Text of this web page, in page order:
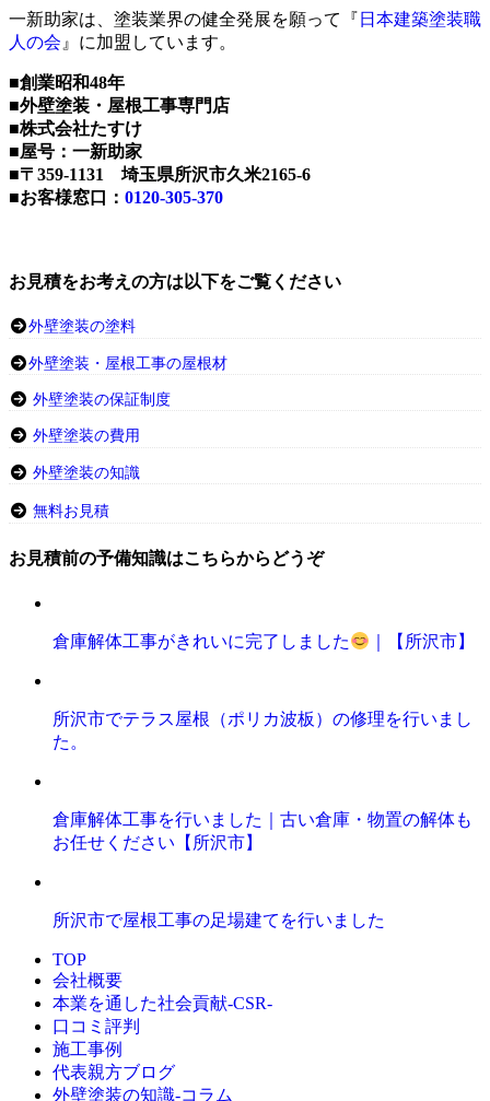
一新助家は、塗装業界の健全発展を願って『 日本建築塗装職
人の会 』に加盟しています。
■創業昭和48年
■外壁塗装・屋根工事専門店
■株式会社たすけ
■屋号：一新助家
■〒359-1131 埼玉県所沢市久米2165-6
■お客様窓口： 0120-305-370
お見積をお考えの方は以下をご覧ください
外壁塗装の塗料
外壁塗装・屋根工事の屋根材
外壁塗装の保証制度
外壁塗装の費用
外壁塗装の知識
無料お見積
お見積前の予備知識はこちらからどうぞ
倉庫解体工事がきれいに完了しました ｜【所沢市】
所沢市でテラス屋根（ポリカ波板）の修理を行いまし
た。
倉庫解体工事を行いました｜古い倉庫・物置の解体も
お任せください【所沢市】
所沢市で屋根工事の足場建てを行いました
TOP
会社概要
本業を通した社会貢献-CSR-
口コミ評判
施工事例
代表親方ブログ
外壁塗装の知識‐コラム